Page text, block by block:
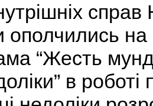
ополчились
“Жесть
в